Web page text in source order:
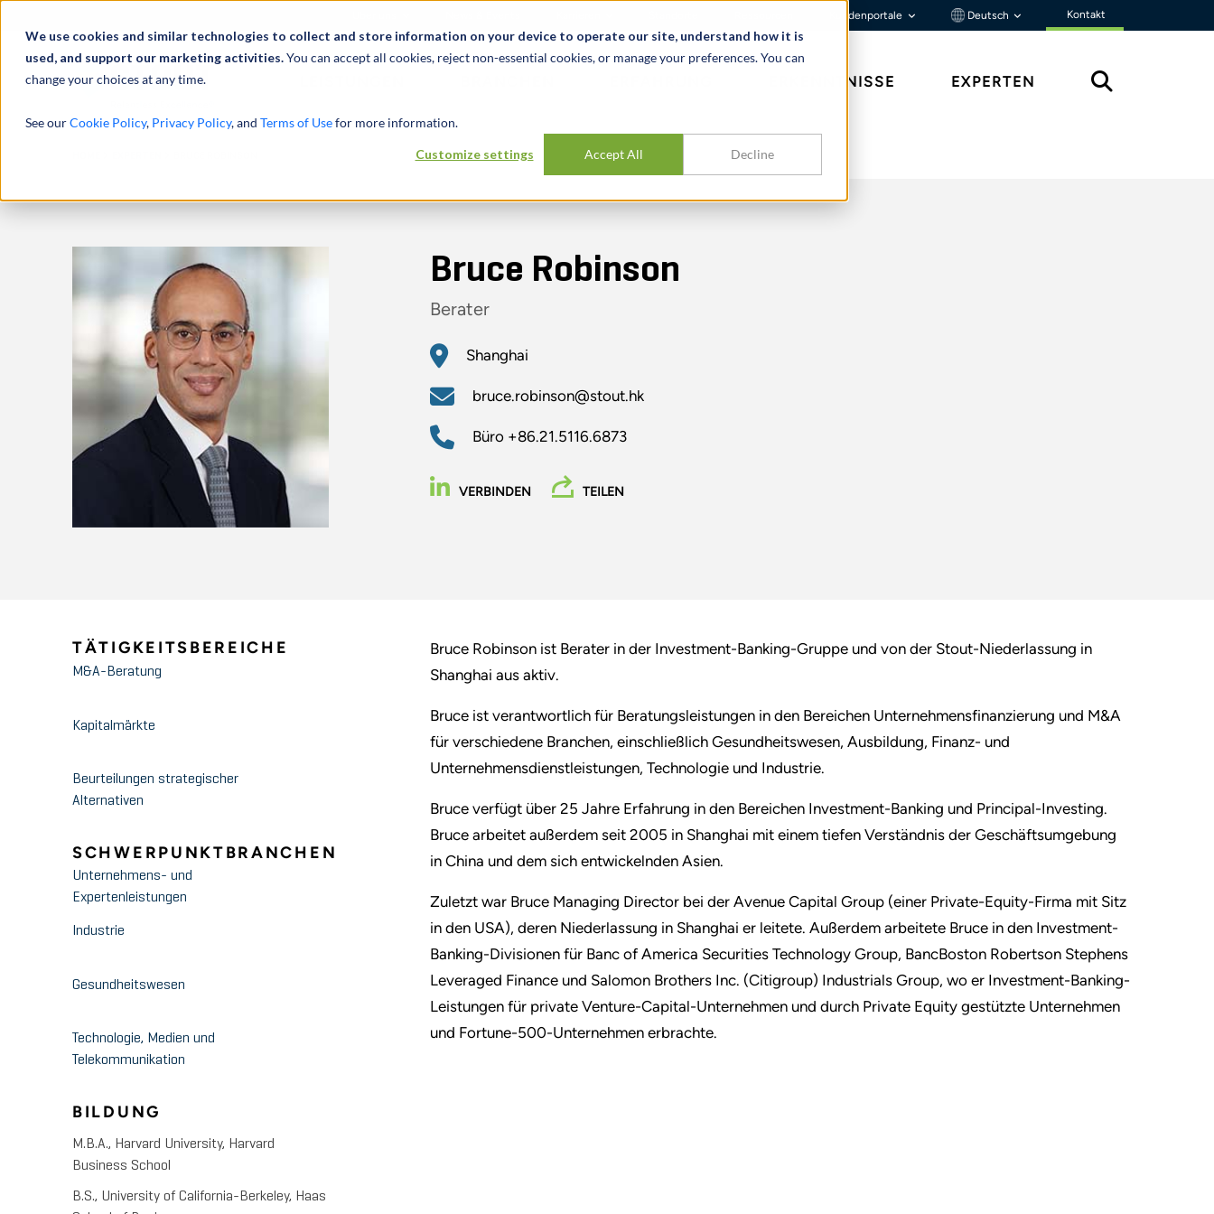
We use cookies and similar technologies to collect and store information on your device to operate our site, understand how it is
used, and support our marketing activities.You can accept all cookies, reject non-essential cookies, or manage your preferences. You can
change your choices at any time.
See ourCookie Policy, Privacy Policy, and Terms of Usefor more information.
Customize settings Accept All Decline
Kundenportale Deutsch Kontakt
ERKENNTNISSE EXPERTEN
Bruce Robinson
Berater
Shanghai
bruce.robinson@stout.hk
Büro +86.21.5116.6873
VERBINDEN TEILEN
Bruce Robinson ist Berater in der Investment-Banking-Gruppe und von der Stout-Niederlassung in
Shanghai aus aktiv.
Bruce ist verantwortlich für Beratungsleistungen in den Bereichen Unternehmensfinanzierung und M&A
für verschiedene Branchen, einschließlich Gesundheitswesen, Ausbildung, Finanz- und
Unternehmensdienstleistungen, Technologie und Industrie.
Bruce verfügt über 25 Jahre Erfahrung in den Bereichen Investment-Banking und Principal-Investing.
Bruce arbeitet außerdem seit 2005 in Shanghai mit einem tiefen Verständnis der Geschäftsumgebung
in China und dem sich entwickelnden Asien.
Zuletzt war Bruce Managing Director bei der Avenue Capital Group (einer Private-Equity-Firma mit Sitz
in den USA), deren Niederlassung in Shanghai er leitete. Außerdem arbeitete Bruce in den Investment-
Banking-Divisionen für Banc of America Securities Technology Group, BancBoston Robertson Stephens
Leveraged Finance und Salomon Brothers Inc. (Citigroup) Industrials Group, wo er Investment-Banking-
Leistungen für private Venture-Capital-Unternehmen und durch Private Equity gestützte Unternehmen
und Fortune-500-Unternehmen erbrachte.
TÄTIGKEITSBEREICHE
M&A-Beratung
Kapitalmärkte
Beurteilungen strategischer
Alternativen
SCHWERPUNKTBRANCHEN
Unternehmens- und
Expertenleistungen
Industrie
Gesundheitswesen
Technologie, Medien und
Telekommunikation
BILDUNG
M.B.A., Harvard University, Harvard
Business School
B.S., University of California-Berkeley, Haas